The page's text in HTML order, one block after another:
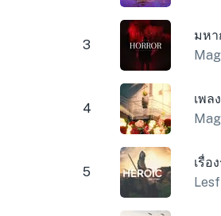
3
มห
4
เพล
5
เรื่อ